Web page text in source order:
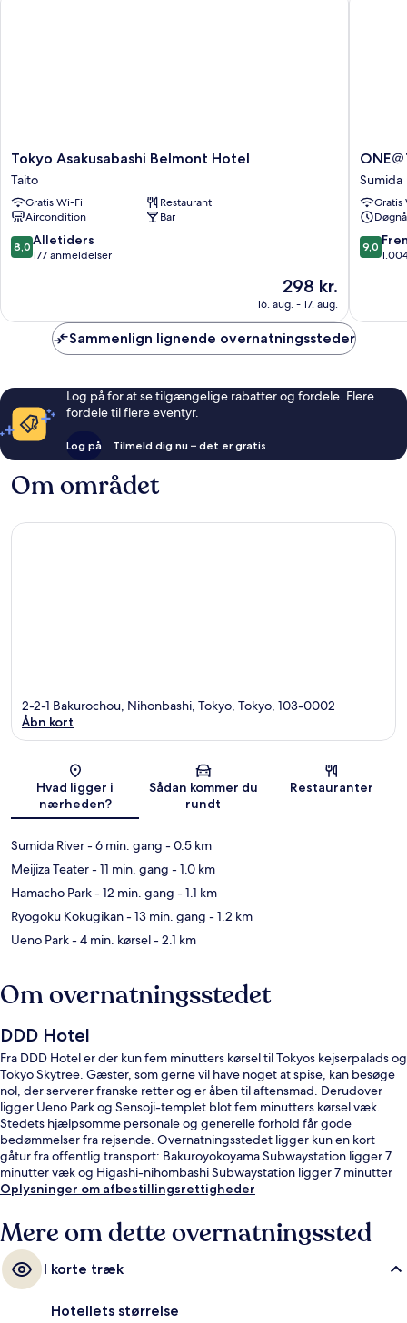
Tokyo
Asakusabashi
Belmont
Hotel
Taito
Tokyo Asakusabashi Belmont Hotel
Taito
Gratis Wi-Fi
Restaurant
Aircondition
Bar
8.0
ud
177
anmeldelser
8,0 Alletiders
177 anmeldelser
Prisen
298 kr.
298 kr.
16. aug. - 17. aug.
ONE
＠
Tokyo
by
Sumida
ONE
Sumida
Gratis
9.0
ud
1.004
9,0
Sammenlign lignende overnatningssteder
Log på for at se tilgængelige rabatter og fordele. Flere
fordele til flere eventyr.
Log på Tilmeld dig nu – det er gratis
Om området
Kort
2-2-1 Bakurochou, Nihonbashi, Tokyo, Tokyo, 103-0002
Åbn kort
Hvad ligger i
nærheden?
Sådan kommer du
rundt
Restauranter
Sumida River- 6 min. gang - 0.5 km
Meijiza Teater- 11 min. gang - 1.0 km
Hamacho Park- 12 min. gang - 1.1 km
Ryogoku Kokugikan- 13 min. gang - 1.2 km
Ueno Park- 4 min. kørsel- 2.1 km
Om overnatningsstedet
DDD Hotel
Fra DDD Hotel er der kun fem minutters kørsel til Tokyos kejserpalads og
Tokyo Skytree. Gæster, som gerne vil have noget at spise, kan besøge
nol, der serverer franske retter og er åben til aftensmad. Derudover
ligger Ueno Park og Sensoji-templet blot fem minutters kørsel væk.
Stedets hjælpsomme personale og generelle forhold får gode
bedømmelser fra rejsende. Overnatningsstedet ligger kun en kort
gåtur fra offentlig transport: Bakuroyokoyama Subwaystation ligger 7
minutter væk og Higashi-nihombashi Subwaystation ligger 7 minutter
derfra.
Oplysninger om afbestillingsrettigheder
Mere om dette overnatningssted
I korte træk
Hotellets størrelse